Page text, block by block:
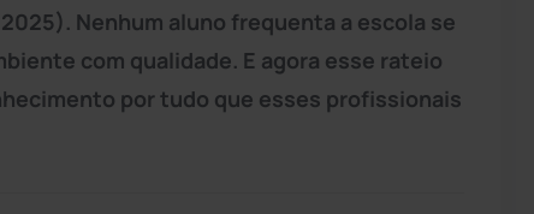
Nenhum aluno frequenta a escola se
com qualidade. E agora esse rateio
por tudo que esses profissionais